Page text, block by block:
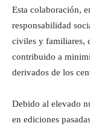
Esta colaboración,
responsabilidad
civiles y familiares,
contribuido a
derivados de los
Debido al elevado
en ediciones